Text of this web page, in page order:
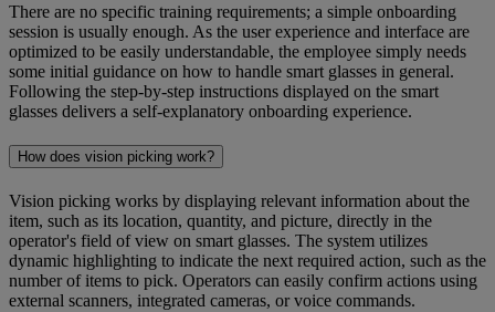
There are no specific training requirements; a simple onboarding
session is usually enough. As the user experience and interface are
optimized to be easily understandable, the employee simply needs
some initial guidance on how to handle smart glasses in general.
Following the step-by-step instructions displayed on the smart
glasses delivers a self-explanatory onboarding experience.
How does vision picking work?
Vision picking works by displaying relevant information about the
item, such as its location, quantity, and picture, directly in the
operator's field of view on smart glasses. The system utilizes
dynamic highlighting to indicate the next required action, such as the
number of items to pick. Operators can easily confirm actions using
external scanners, integrated cameras, or voice commands.